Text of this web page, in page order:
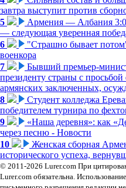
завтра выступит против
5
Армения — Албания
— следующая уверенная
6
"Страшно бывает
военкора
7
Бывший премьер-
президенту страны с
армянских заключенных,
8
Студент колледжа
победителем турнира по
9
«Наша деревня»: как
через песню - Новости
10
Женская сборная
исторического успеха,
© 2011-2026 Lurer.com При
Lurer.com обязательна.